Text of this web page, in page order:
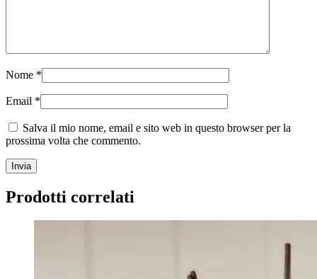
Nome *
Email *
Salva il mio nome, email e sito web in questo browser per la
prossima volta che commento.
Prodotti correlati